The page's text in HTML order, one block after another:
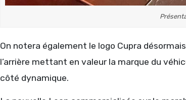
On notera également le logo Cupra
l’arrière mettant en valeur la marque du
côté dynamique.